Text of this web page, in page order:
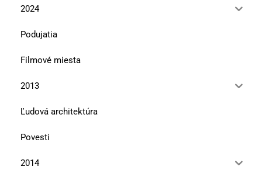
2024
Podujatia
Filmové miesta
2013
Ľudová architektúra
Povesti
2014